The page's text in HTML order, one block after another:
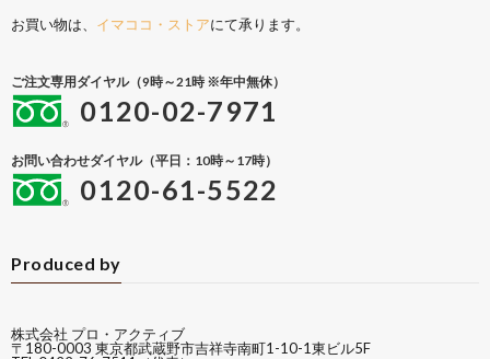
お買い物は、 イマココ・ストアにて承ります。
ご注文専用ダイヤル（9時～21時 ※年中無休）
0120-02-7971
お問い合わせダイヤル（平日：10時～17時）
0120-61-5522
Produced by
株式会社 プロ・アクティブ
〒180-0003 東京都武蔵野市吉祥寺南町1-10-1東ビル5F